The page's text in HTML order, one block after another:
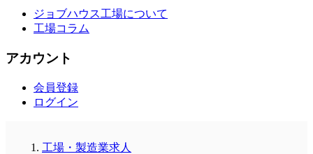
ジョブハウス工場について
工場コラム
アカウント
会員登録
ログイン
工場・製造業求人